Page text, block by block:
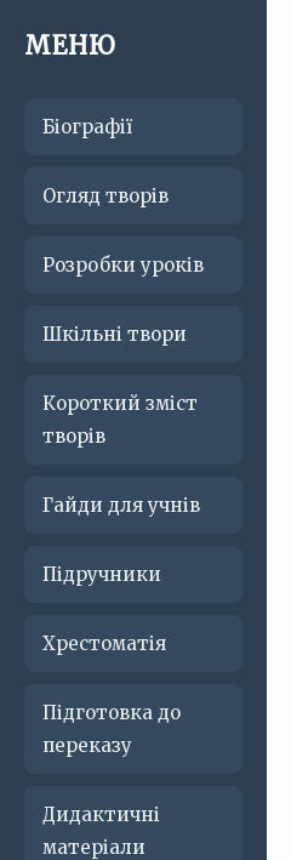
МЕНЮ
Біографії
Огляд творів
Розробки уроків
Шкільні твори
Короткий зміст
творів
Гайди для учнів
Підручники
Хрестоматія
Підготовка до
переказу
Дидактичні
матеріали